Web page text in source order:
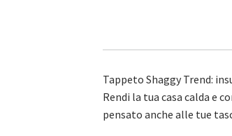
Tappeto Shaggy Trend:
Rendi la tua casa calda e
pensato anche alle tue